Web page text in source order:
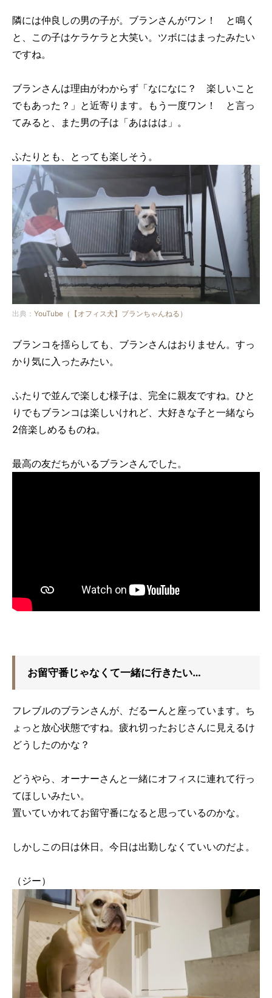
隣には仲良しの男の子が。ブランさんがワン！ と鳴く
と、この子はケラケラと大笑い。ツボにはまったみたい
ですね。
ブランさんは理由がわからず「なになに？ 楽しいこと
でもあった？」と近寄ります。もう一度ワン！ と言っ
てみると、また男の子は「あははは」。
ふたりとも、とっても楽しそう。
出典： YouTube（【オフィス犬】ブランちゃんねる）
ブランコを揺らしても、ブランさんはおりません。すっ
かり気に入ったみたい。
ふたりで並んで楽しむ様子は、完全に親友ですね。ひと
りでもブランコは楽しいけれど、大好きな子と一緒なら
2倍楽しめるものね。
最高の友だちがいるブランさんでした。
お留守番じゃなくて一緒に行きたい…
フレブルのブランさんが、だるーんと座っています。ち
ょっと放心状態ですね。疲れ切ったおじさんに見えるけ
どうしたのかな？
どうやら、オーナーさんと一緒にオフィスに連れて行っ
てほしいみたい。
置いていかれてお留守番になると思っているのかな。
しかしこの日は休日。今日は出勤しなくていいのだよ。
（ジー）